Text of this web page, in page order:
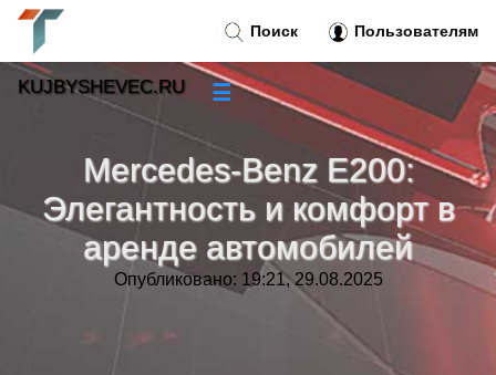
Mercedes-Benz E200:
Элегантность и комфорт в
аренде автомобилей
Опубликовано: 19:21, 29.08.2025
Поиск Пользователям
KUJBYSHEVEC.RU ☰
Новости»
Тренды новостей»
Рубрики»